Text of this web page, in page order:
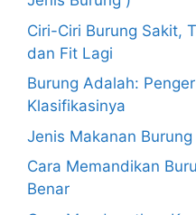
Ciri-Ciri Burung Sakit,
dan Fit Lagi
Burung Adalah:
Klasifikasinya
Jenis Makanan
Cara Memandikan
Benar